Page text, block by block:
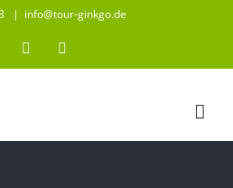
| info@tour-ginkgo.de
InstagramFacebook